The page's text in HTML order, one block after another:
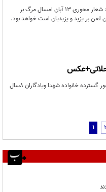
رئیس ستاد برگزاری مراسم یوم الله 13 آبان گفت: شعار محوری 13 آبان امسال مرگ بر
لعن بر یزید و یزیدیان است خواهد بود.
یادواره شهدای گمنام شهرک شهید محلاتی با حضور گسترده خانواده شهدا ویادگاران 8سال
1